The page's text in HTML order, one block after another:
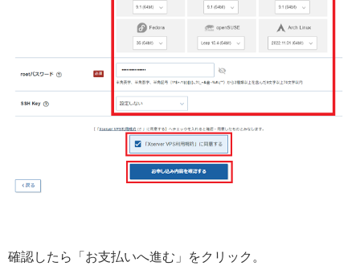
確認したら「お支払いへ進む」をクリック。